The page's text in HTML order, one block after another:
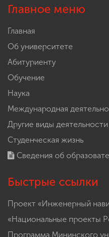
Главное меню
Главная
Об университете
Абитуриенту
Обучение
Наука
Международная
Другие виды деятельности
Студенческая жизнь
Сведения об
Быстрые ссылки
Проект «Инженерный
«Национальные проекты
Программа Мининского